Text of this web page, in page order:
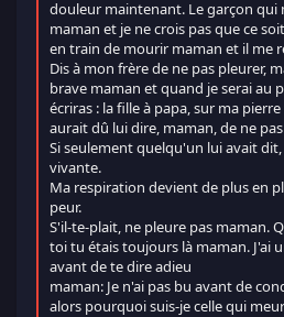
douleur maintenant. Le garçon qui
maman et je ne crois pas que ce
en train de mourir maman et il me
Dis à mon frère de ne pas pleurer,
brave maman et quand je serai au
écriras : la fille à papa, sur ma
aurait dû lui dire, maman, de ne
Si seulement quelqu'un lui avait
vivante.
Ma respiration devient de plus en
peur.
S'il-te-plait, ne pleure pas maman.
toi tu étais toujours là maman. J'ai
avant de te dire adieu
maman: Je n'ai pas bu avant de
alors pourquoi suis-je celle qui